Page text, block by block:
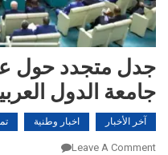
جدل متجدد حول
جامعة الدول
آخر الأخبار اخبار وطنية
Leave A Comment